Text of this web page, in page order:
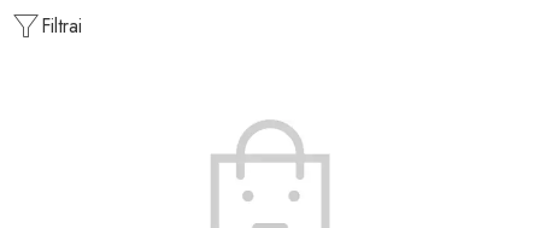
Filtrai